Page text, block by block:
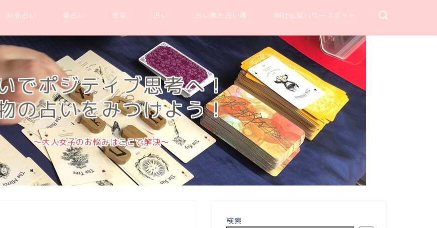
対面占い 夢占い 恋愛 占い 占い館と占い師 神社仏閣パワースポット
でポジティブ思考へ！
の占いをみつけよう！
～大人女子のお悩みはここで解決～
検索